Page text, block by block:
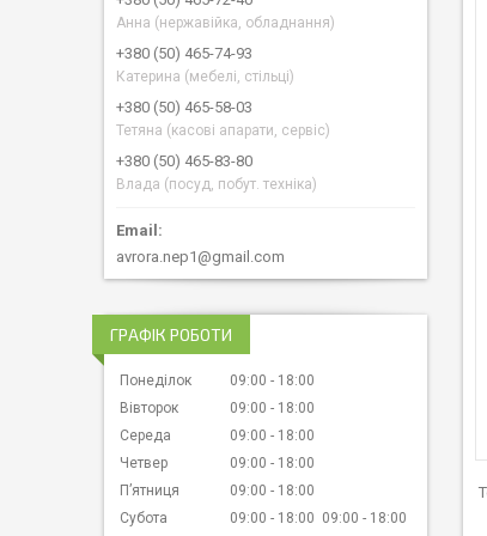
Анна (нержавійка, обладнання)
+380 (50) 465-74-93
Катерина (мебелі, стільці)
+380 (50) 465-58-03
Тетяна (касові апарати, сервіс)
+380 (50) 465-83-80
Влада (посуд, побут. техніка)
avrora.nep1@gmail.com
ГРАФІК РОБОТИ
Понеділок 09:00
18:00
Вівторок
09:00
18:00
Середа
09:00
18:00
Четвер
09:00
18:00
Пʼятниця
09:00
18:00
Субота
09:00 18:00 09:00 18:00